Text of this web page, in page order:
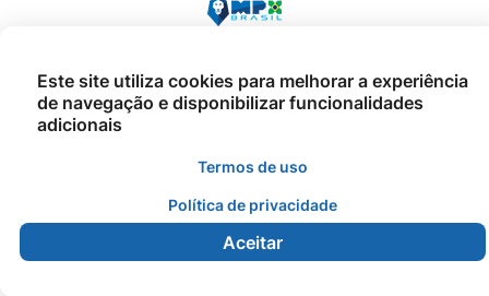
Este site utiliza cookies para melhorar a experiência
de navegação e disponibilizar funcionalidades
adicionais
Termos de uso
Política de privacidade
Aceitar